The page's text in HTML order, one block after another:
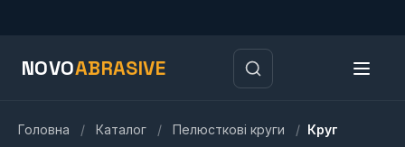
NOVOABRASIVE
Головна / Каталог / Пелюсткові круги / Круг